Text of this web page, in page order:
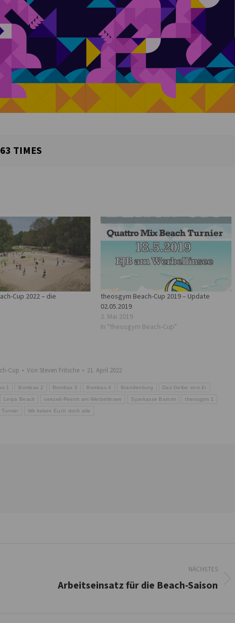
TIMES
Cup 2022 – die
theosgym Beach-Cup 2019 – Update
02.05.2019
2. Mai 2019
In "theosgym Beach-Cup"
Cup Von Steven Fritsche
21. April 2022
1 Bombas 2 Bombas 3 Bombas 4 Brandenburg Das Gelbe vom Ei
Leipa Beach seezeit-Resort am Werbellinsee Sparkasse Barnim theosgym 1
Turnier Wir lieben Euch doch alle
NÄCHSTES
Nächster
Arbeitseinsatz für die Beach-Saison